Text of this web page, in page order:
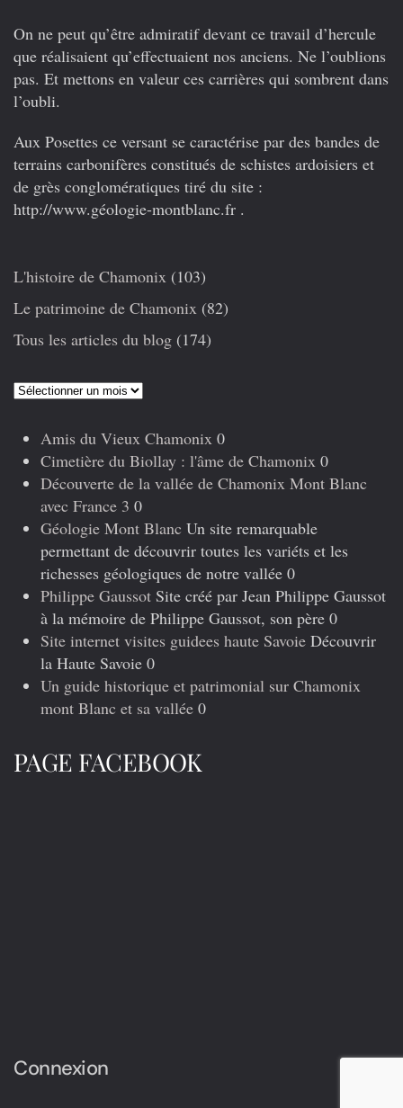
On ne peut qu’être admiratif devant ce travail d’hercule
que réalisaient qu’effectuaient nos anciens. Ne l’oublions
pas. Et mettons en valeur ces carrières qui sombrent dans
l’oubli.
Aux Posettes ce versant se caractérise par des bandes de
terrains carbonifères constitués de schistes ardoisiers et
de grès conglomératiques tiré du site :
http://www.géologie-montblanc.fr .
L'histoire de Chamonix (103)
Le patrimoine de Chamonix (82)
Tous les articles du blog (174)
Articles
Amis du Vieux Chamonix 0
Cimetière du Biollay : l'âme de Chamonix 0
Découverte de la vallée de Chamonix Mont Blanc
avec France 3 0
Géologie Mont Blanc Un site remarquable
permettant de découvrir toutes les variéts et les
richesses géologiques de notre vallée 0
Philippe Gaussot Site créé par Jean Philippe Gaussot
à la mémoire de Philippe Gaussot, son père 0
Site internet visites guidees haute Savoie Découvrir
la Haute Savoie 0
Un guide historique et patrimonial sur Chamonix
mont Blanc et sa vallée 0
PAGE FACEBOOK
Connexion